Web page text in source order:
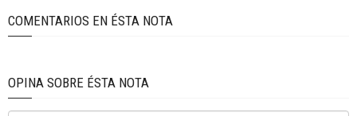
COMENTARIOS EN ÉSTA NOTA
OPINA SOBRE ÉSTA NOTA